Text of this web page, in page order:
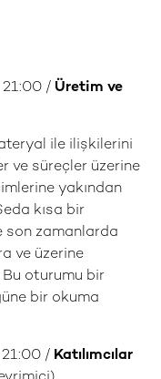
/ Üretim ve
ile ilişkilerini
ve süreçler üzerine
yakından
kısa bir
zamanlarda
ve üzerine
oturumu bir
bir okuma
/ Katılımcılar